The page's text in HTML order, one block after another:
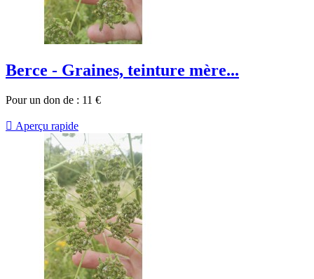
Berce - Graines, teinture mère...
Pour un don de : 11 €
 Aperçu rapide